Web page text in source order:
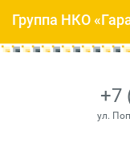
+7
ул.
Группа НКО